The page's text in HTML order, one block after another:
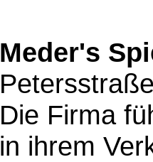
Meder's
Die Firma
in ihrem